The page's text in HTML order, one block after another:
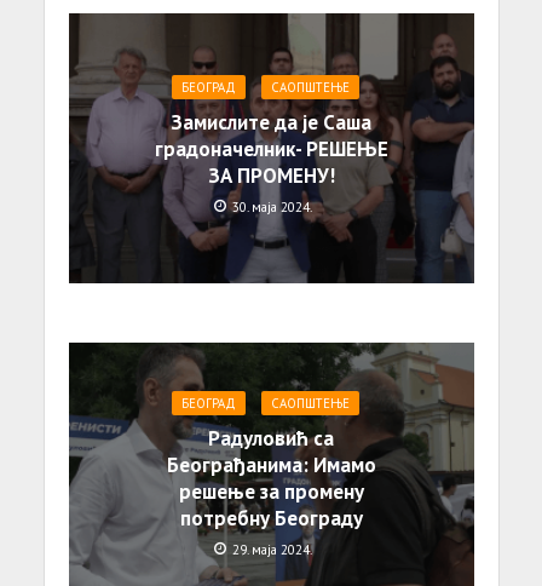
БЕОГРАД САОПШТЕЊE
Замислите да је Саша
градоначелник- РЕШЕЊЕ
ЗА ПРОМЕНУ!
30. маја 2024.
БЕОГРАД САОПШТЕЊE
Радуловић са
Београђанима: Имамо
решење за промену
потребну Београду
29. маја 2024.